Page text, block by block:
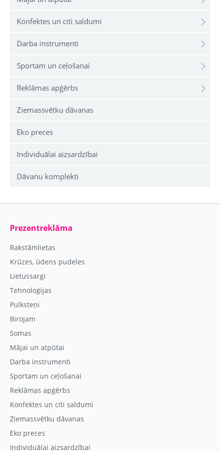
Konfektes un citi saldumi
Darba instrumenti
Sportam un ceļošanai
Reklāmas apģērbs
Ziemassvētku dāvanas
Eko preces
Individuālai aizsardzībai
Dāvanu komplekti
Prezentreklāma
Rakstāmlietas
Krūzes, ūdens pudeles
Lietussargi
Tehnoloģijas
Pulksteņi
Birojam
Somas
Mājai un atpūtai
Darba instrumenti
Sportam un ceļošanai
Reklāmas apģērbs
Konfektes un citi saldumi
Ziemassvētku dāvanas
Eko preces
Individuālai aizsardzībai